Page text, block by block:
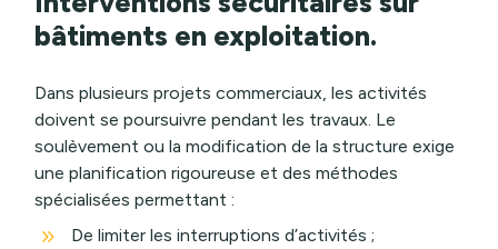
bâtiments en exploitation.
Dans plusieurs projets commerciaux, les activités
doivent se poursuivre pendant les travaux. Le
soulèvement ou la modification de la structure exige
une planification rigoureuse et des méthodes
spécialisées permettant :
9 De limiter les interruptions d’activités ;